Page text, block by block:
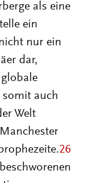
als eine
ein
nur ein
dar,
auch
Welt
26